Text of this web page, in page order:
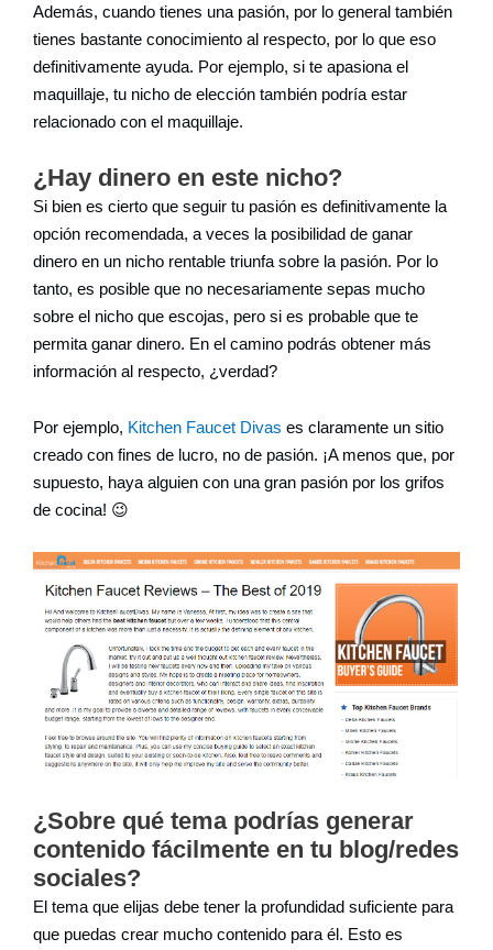
Además, cuando tienes una pasión, por lo general también
tienes bastante conocimiento al respecto, por lo que eso
definitivamente ayuda. Por ejemplo, si te apasiona el
maquillaje, tu nicho de elección también podría estar
relacionado con el maquillaje.
¿Hay dinero en este nicho?
Si bien es cierto que seguir tu pasión es definitivamente la
opción recomendada, a veces la posibilidad de ganar
dinero en un nicho rentable triunfa sobre la pasión. Por lo
tanto, es posible que no necesariamente sepas mucho
sobre el nicho que escojas, pero si es probable que te
permita ganar dinero. En el camino podrás obtener más
información al respecto, ¿verdad?
Por ejemplo, Kitchen Faucet Divas es claramente un sitio
creado con fines de lucro, no de pasión. ¡A menos que, por
supuesto, haya alguien con una gran pasión por los grifos
de cocina! 😉
¿Sobre qué tema podrías generar
contenido fácilmente en tu blog/redes
sociales?
El tema que elijas debe tener la profundidad suficiente para
que puedas crear mucho contenido para él. Esto es